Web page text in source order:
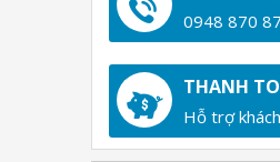
0948 870
THANH
Hỗ trợ